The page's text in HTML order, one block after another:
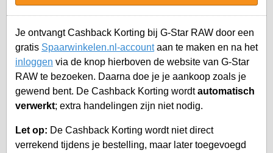
Je ontvangt Cashback Korting bij G-Star RAW door een
gratis Spaarwinkelen.nl-accountaan te maken en na het
inloggen via de knop hierboven de website van G-Star
RAW te bezoeken. Daarna doe je je aankoop zoals je
gewend bent. De Cashback Korting wordtautomatisch
verwerkt; extra handelingen zijn niet nodig.
Let op: De Cashback Korting wordt niet direct
verrekend tijdens je bestelling, maar later toegevoegd